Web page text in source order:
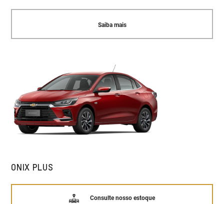
Saiba mais
ONIX PLUS
Consulte nosso estoque